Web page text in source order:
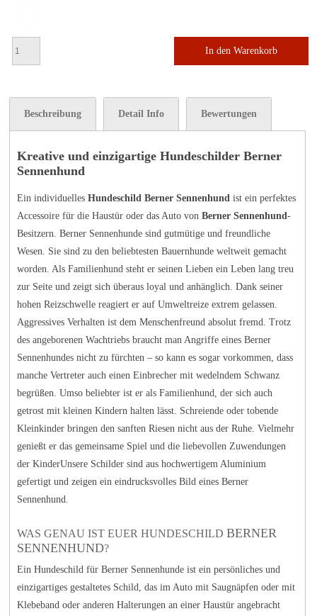
In den Warenkorb
Beschreibung Detail Info Bewertungen
Kreative und einzigartige Hundeschilder Berner
Sennenhund
Ein individuelles Hundeschild Berner Sennenhund ist ein perfektes
Accessoire für die Haustür oder das Auto von Berner Sennenhund -
Besitzern. Berner Sennenhunde sind gutmütige und freundliche
Wesen. Sie sind zu den beliebtesten Bauernhunde weltweit gemacht
worden. Als Familienhund steht er seinen Lieben ein Leben lang treu
zur Seite und zeigt sich überaus loyal und anhänglich. Dank seiner
hohen Reizschwelle reagiert er auf Umweltreize extrem gelassen.
Aggressives Verhalten ist dem Menschenfreund absolut fremd. Trotz
des angeborenen Wachtriebs braucht man Angriffe eines Berner
Sennenhundes nicht zu fürchten – so kann es sogar vorkommen, dass
manche Vertreter auch einen Einbrecher mit wedelndem Schwanz
begrüßen. Umso beliebter ist er als Familienhund, der sich auch
getrost mit kleinen Kindern halten lässt. Schreiende oder tobende
Kleinkinder bringen den sanften Riesen nicht aus der Ruhe. Vielmehr
genießt er das gemeinsame Spiel und die liebevollen Zuwendungen
der KinderUnsere Schilder sind aus hochwertigem Aluminium
gefertigt und zeigen ein eindrucksvolles Bild eines Berner
Sennenhund.
WAS GENAU IST EUER HUNDESCHILD BERNER
SENNENHUND?
Ein Hundeschild für Berner Sennenhunde ist ein persönliches und
einzigartiges gestaltetes Schild, das im Auto mit Saugnäpfen oder mit
Klebeband oder anderen Halterungen an einer Haustür angebracht